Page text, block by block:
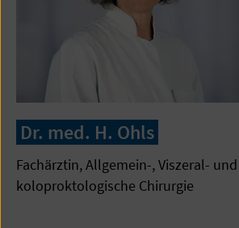
Dr. med. H. Ohls
Fachärztin, Allgemein-, Viszeral- und
koloproktologische Chirurgie